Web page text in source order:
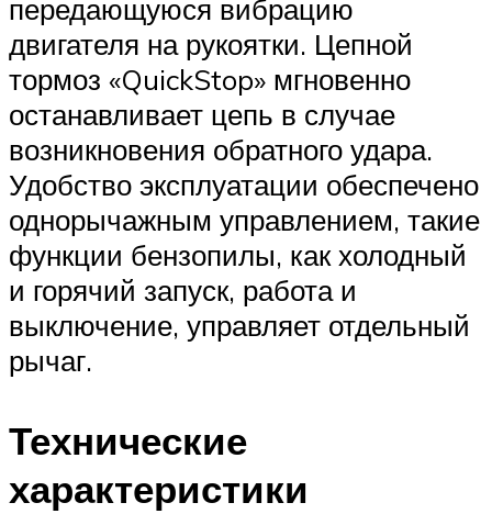
передающуюся вибрацию
двигателя на рукоятки. Цепной
тормоз «QuickStop» мгновенно
останавливает цепь в случае
возникновения обратного удара.
Удобство эксплуатации обеспечено
однорычажным управлением, такие
функции бензопилы, как холодный
и горячий запуск, работа и
выключение, управляет отдельный
рычаг.
Технические
характеристики